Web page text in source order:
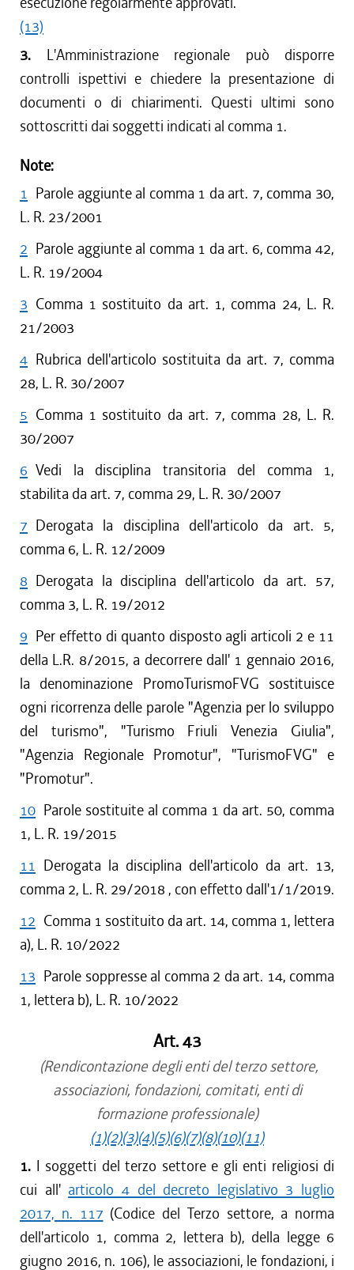
(13)
3. L'Amministrazione regionale può disporre
controlli ispettivi e chiedere la presentazione di
documenti o di chiarimenti. Questi ultimi sono
sottoscritti dai soggetti indicati al comma 1.
Note:
1 Parole aggiunte al comma 1 da art. 7, comma 30,
L. R. 23/2001
2 Parole aggiunte al comma 1 da art. 6, comma 42,
L. R. 19/2004
3 Comma 1 sostituito da art. 1, comma 24, L. R.
21/2003
4 Rubrica dell'articolo sostituita da art. 7, comma
28, L. R. 30/2007
5 Comma 1 sostituito da art. 7, comma 28, L. R.
30/2007
6 Vedi la disciplina transitoria del comma 1,
stabilita da art. 7, comma 29, L. R. 30/2007
7 Derogata la disciplina dell'articolo da art. 5,
comma 6, L. R. 12/2009
8 Derogata la disciplina dell'articolo da art. 57,
comma 3, L. R. 19/2012
9 Per effetto di quanto disposto agli articoli 2 e 11
della L.R. 8/2015, a decorrere dall' 1 gennaio 2016,
la denominazione PromoTurismoFVG sostituisce
ogni ricorrenza delle parole "Agenzia per lo sviluppo
del turismo", "Turismo Friuli Venezia Giulia",
"Agenzia Regionale Promotur", "TurismoFVG" e
"Promotur".
10 Parole sostituite al comma 1 da art. 50, comma
1, L. R. 19/2015
11 Derogata la disciplina dell'articolo da art. 13,
comma 2, L. R. 29/2018 , con effetto dall'1/1/2019.
12 Comma 1 sostituito da art. 14, comma 1, lettera
a), L. R. 10/2022
13 Parole soppresse al comma 2 da art. 14, comma
1, lettera b), L. R. 10/2022
Art. 43
(Rendicontazione degli enti del terzo settore,
associazioni, fondazioni, comitati, enti di
formazione professionale)
(1)(2)(3)(4)(5)(6)(7)(8)(10)(11)
1. I soggetti del terzo settore e gli enti religiosi di
cui all' articolo 4 del decreto legislativo 3 luglio
2017, n. 117 (Codice del Terzo settore, a norma
dell'articolo 1, comma 2, lettera b), della legge 6
giugno 2016, n. 106), le associazioni, le fondazioni, i